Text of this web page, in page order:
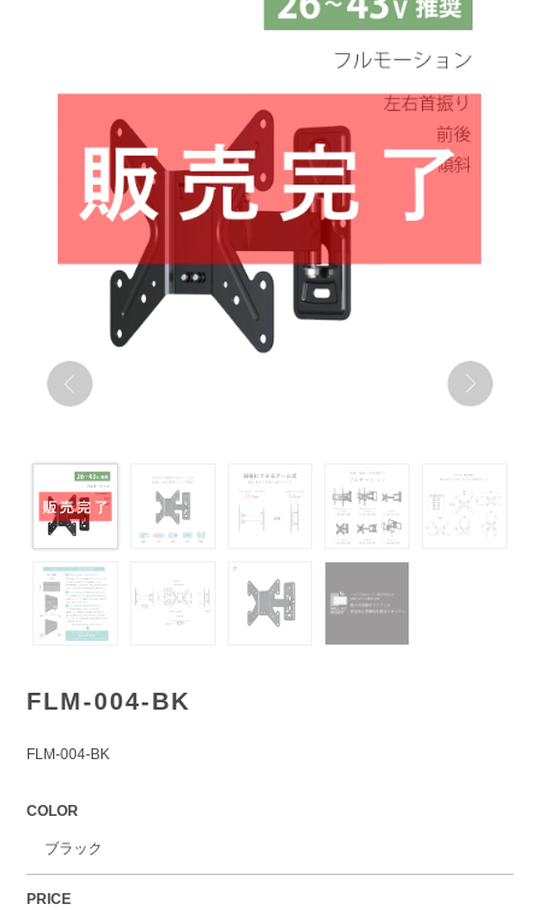
FLM-004-BK
FLM-004-BK
COLOR
ブラック
PRICE